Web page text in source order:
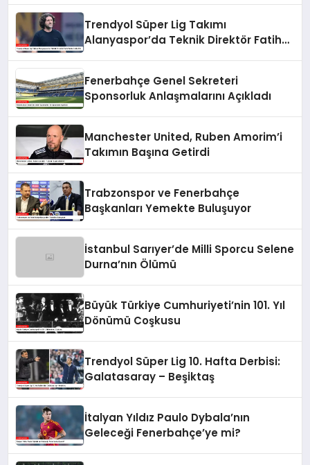
Trendyol Süper Lig Takımı
Alanyaspor’da Teknik Direktör Fatih
Fenerbahçe Genel Sekreteri
Sponsorluk Anlaşmalarını Açıkladı
Manchester United, Ruben Amorim’i
Takımın Başına Getirdi
Trabzonspor ve Fenerbahçe
Başkanları Yemekte Buluşuyor
İstanbul Sarıyer’de Milli Sporcu Selene
Durna’nın Ölümü
Büyük Türkiye Cumhuriyeti’nin 101. Yıl
Dönümü Coşkusu
Trendyol Süper Lig 10. Hafta Derbisi:
Galatasaray – Beşiktaş
İtalyan Yıldız Paulo Dybala’nın
Geleceği Fenerbahçe’ye mi?